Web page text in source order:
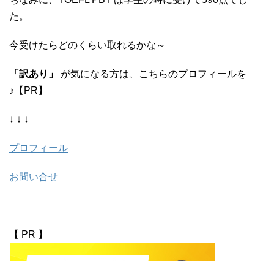
た。
今受けたらどのくらい取れるかな～
「訳あり」
が気になる方は、こちらのプロフィールを
♪【PR】
↓ ↓ ↓
プロフィール
お問い合せ
【 PR 】